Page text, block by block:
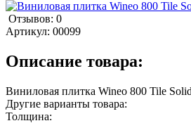
Отзывов: 0
Артикул: 00099
Описание товара:
Виниловая плитка Wineo 800 Tile
Другие варианты товара:
Толщина: